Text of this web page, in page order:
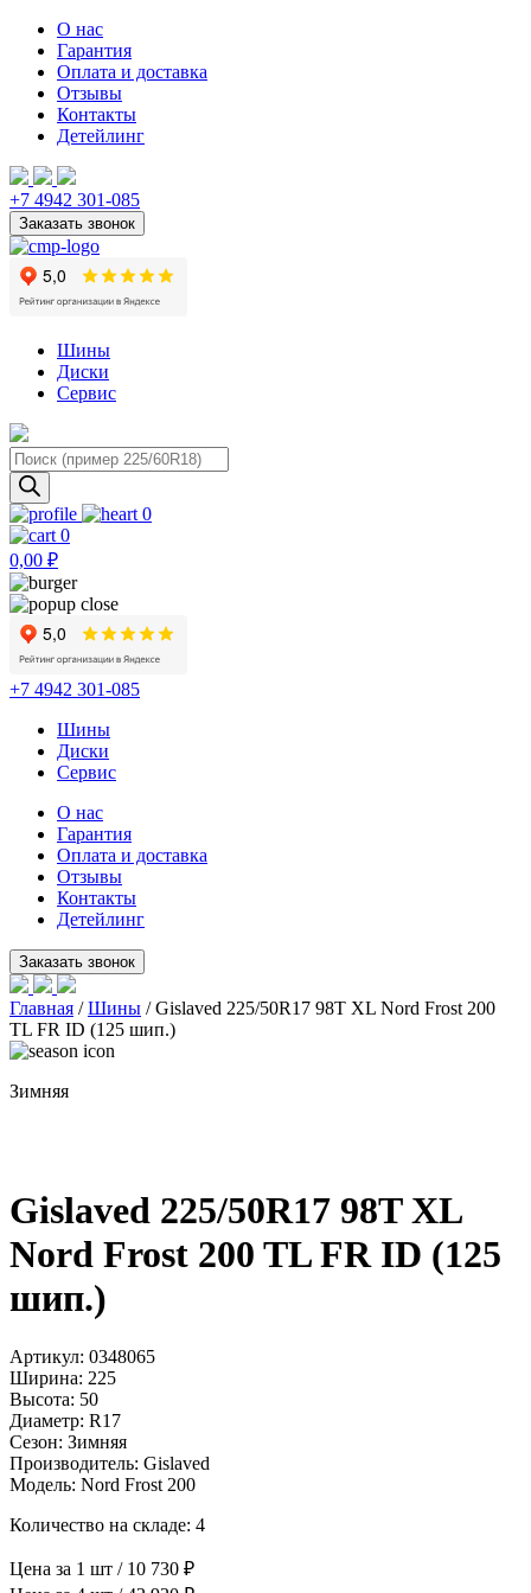
О нас
Гарантия
Оплата и доставка
Отзывы
Контакты
Детейлинг
+7 4942 301-085
Шины
Диски
Сервис
Поиск
товаров
0
0
0,00 ₽
+7 4942 301-085
Шины
Диски
Сервис
О нас
Гарантия
Оплата и доставка
Отзывы
Контакты
Детейлинг
Главная /Шины / Gislaved 225/50R17 98T XL Nord Frost 200
TL FR ID (125 шип.)
Зимняя
Gislaved 225/50R17 98T XL
Nord Frost 200 TL FR ID (125
шип.)
Артикул: 0348065
Ширина: 225
Высота: 50
Диаметр: R17
Сезон: Зимняя
Производитель: Gislaved
Модель: Nord Frost 200
Количество на складе: 4
Цена за 1 шт / 10 730 ₽